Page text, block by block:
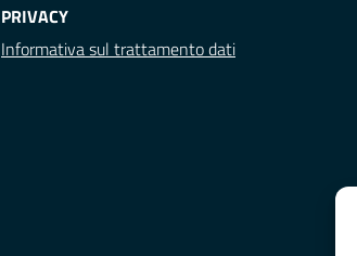
PRIVACY
Informativa sul trattamento dati